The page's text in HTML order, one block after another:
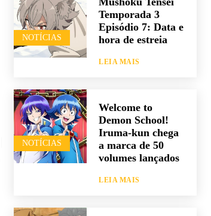
NOTÍCIAS
Temporada 3
Episódio 7: Data e
hora de estreia
LEIA MAIS
NOTÍCIAS
Welcome to
Demon School!
Iruma-kun chega
a marca de 50
volumes lançados
LEIA MAIS